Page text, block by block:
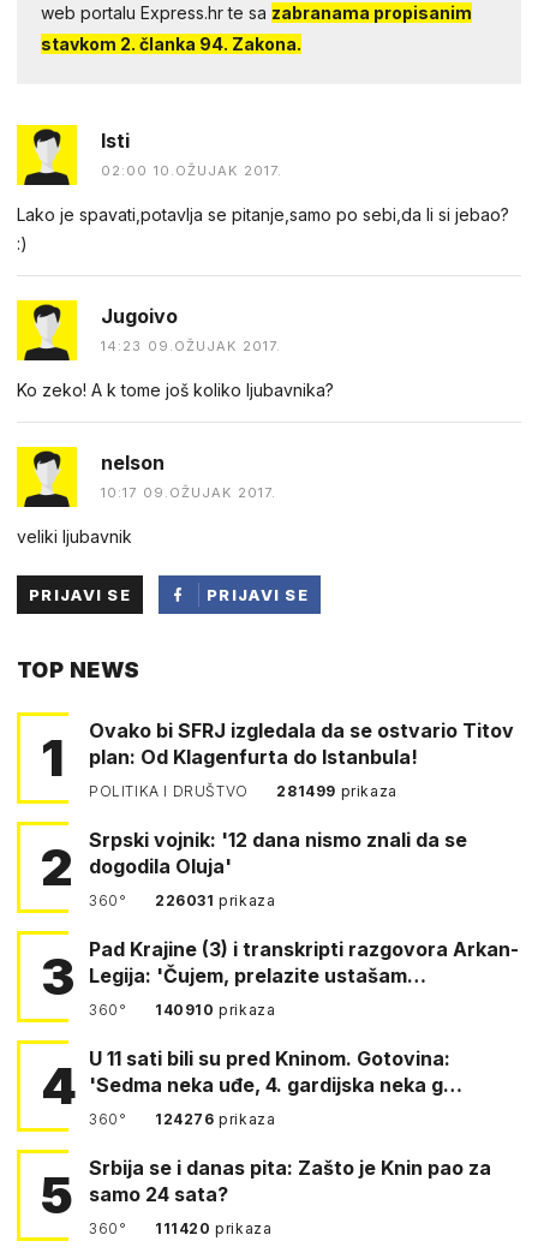
web portalu Express.hr te sa zabranama propisanim
stavkom 2. članka 94. Zakona.
Isti
02:00 10.OŽUJAK 2017.
Lako je spavati,potavlja se pitanje,samo po sebi,da li si jebao?
:)
Jugoivo
14:23 09.OŽUJAK 2017.
Ko zeko! A k tome još koliko ljubavnika?
nelson
10:17 09.OŽUJAK 2017.
veliki ljubavnik
PRIJAVI SE
PRIJAVI SE
TOP NEWS
1
Ovako bi SFRJ izgledala da se ostvario Titov
plan: Od Klagenfurta do Istanbula!
POLITIKA I DRUŠTVO 281499 prikaza
2
Srpski vojnik: '12 dana nismo znali da se
dogodila Oluja'
360° 226031prikaza
3
Pad Krajine (3) i transkripti razgovora Arkan-
Legija: 'Čujem, prelazite ustašam…
360° 140910prikaza
4 U 11 sati bili su pred Kninom. Gotovina:
'Sedma neka uđe, 4. gardijska neka g…
360° 124276prikaza
5
Srbija se i danas pita: Zašto je Knin pao za
samo 24 sata?
360° 111420prikaza